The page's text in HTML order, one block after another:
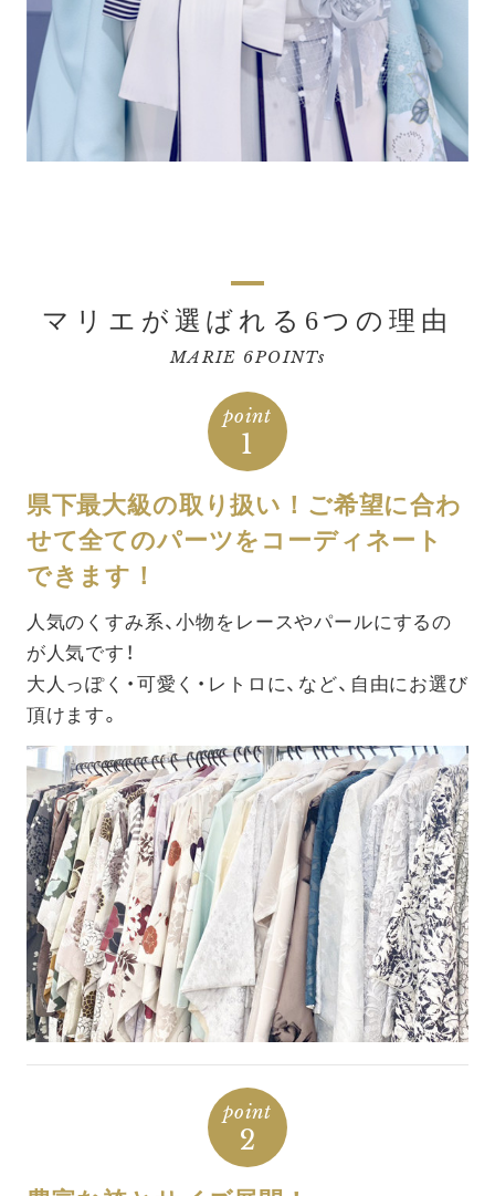
マリエが選ばれる6つの理由
MARIE 6POINTs
point
1
県下最大級の取り扱い！ご希望に合わ
せて全てのパーツをコーディネート
できます！
人気のくすみ系、小物をレースやパールにするの
が人気です！
大人っぽく・可愛く・レトロに、など、自由にお選び
頂けます。
point
2